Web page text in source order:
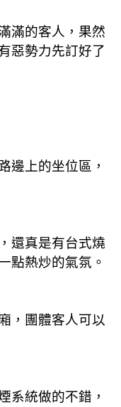
滿的客人，果然
惡勢力先訂好了
邊上的坐位區，
還真是有台式燒
點熱炒的氣氛。
，團體客人可以
系統做的不錯，